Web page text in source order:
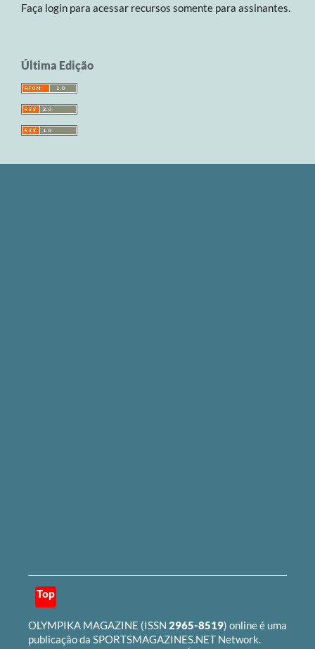
Faça login para acessar recursos somente para assinantes.
Última Edição
Top
OLYMPIKA MAGAZINE (ISSN 2965-8519) online é uma
publicação da SPORTSMAGAZINES.NETNetwork.